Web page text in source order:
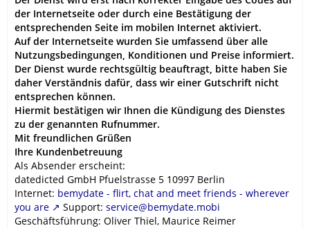
der Internetseite oder durch eine Bestätigung der
entsprechenden Seite im mobilen Internet aktiviert.
Auf der Internetseite wurden Sie umfassend über alle
Nutzungsbedingungen, Konditionen und Preise informiert.
Der Dienst wurde rechtsgültig beauftragt, bitte haben Sie
daher Verständnis dafür, dass wir einer Gutschrift nicht
entsprechen können.
Hiermit bestätigen wir Ihnen die Kündigung des Dienstes
zu der genannten Rufnummer.
Mit freundlichen Grüßen
Ihre Kundenbetreuung
Als Absender erscheint:
datedicted GmbH Pfuelstrasse 5 10997 Berlin
Internet: bemydate - flirt, chat and meet friends - wherever
you are
Support: service@bemydate.mobi
Geschäftsführung: Oliver Thiel, Maurice Reimer